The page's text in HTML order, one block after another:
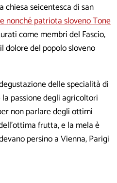
seicentesca di san
nonché patriota sloveno Tone
come membri del Fascio,
dolore del popolo sloveno
delle specialità di
passione degli agricoltori
non parlare degli ottimi
frutta, e la mela è
persino a Vienna, Parigi